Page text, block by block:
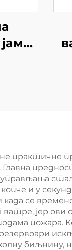
практичне
и у
када се
ватре, јер
пожара.